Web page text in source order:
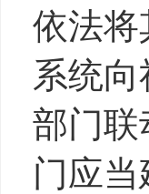
依法将
系统
部门联
门应